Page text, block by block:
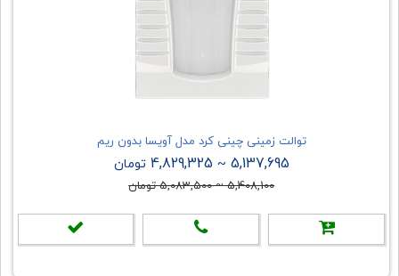
توالت زمینی چینی کرد مدل آویسا بدون ریم
5,137,695
~
4,829,325 تومان
5,408,100
~
5,083,500تومان